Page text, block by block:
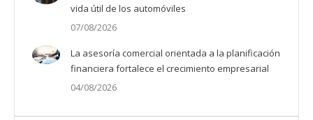
vida útil de los automóviles
07/08/2026
La asesoría comercial orientada a la planificación
financiera fortalece el crecimiento empresarial
04/08/2026